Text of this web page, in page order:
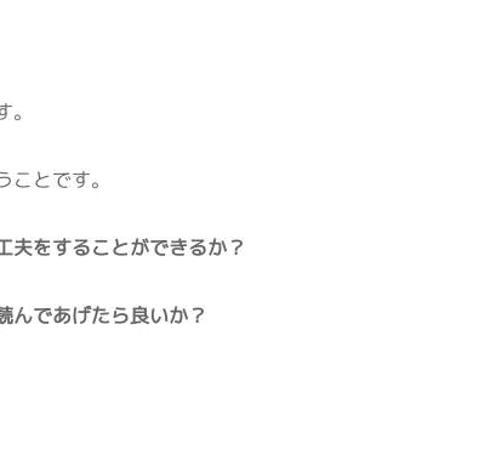
。
ことです。
夫をすることができるか？
んであげたら良いか？